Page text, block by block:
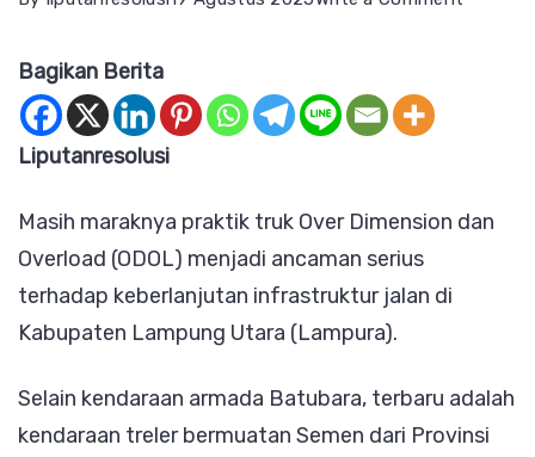
Jalan.
Bagikan Berita
Liputanresolusi
Masih maraknya praktik truk Over Dimension dan
Overload (ODOL) menjadi ancaman serius
terhadap keberlanjutan infrastruktur jalan di
Kabupaten Lampung Utara (Lampura).
Selain kendaraan armada Batubara, terbaru adalah
kendaraan treler bermuatan Semen dari Provinsi